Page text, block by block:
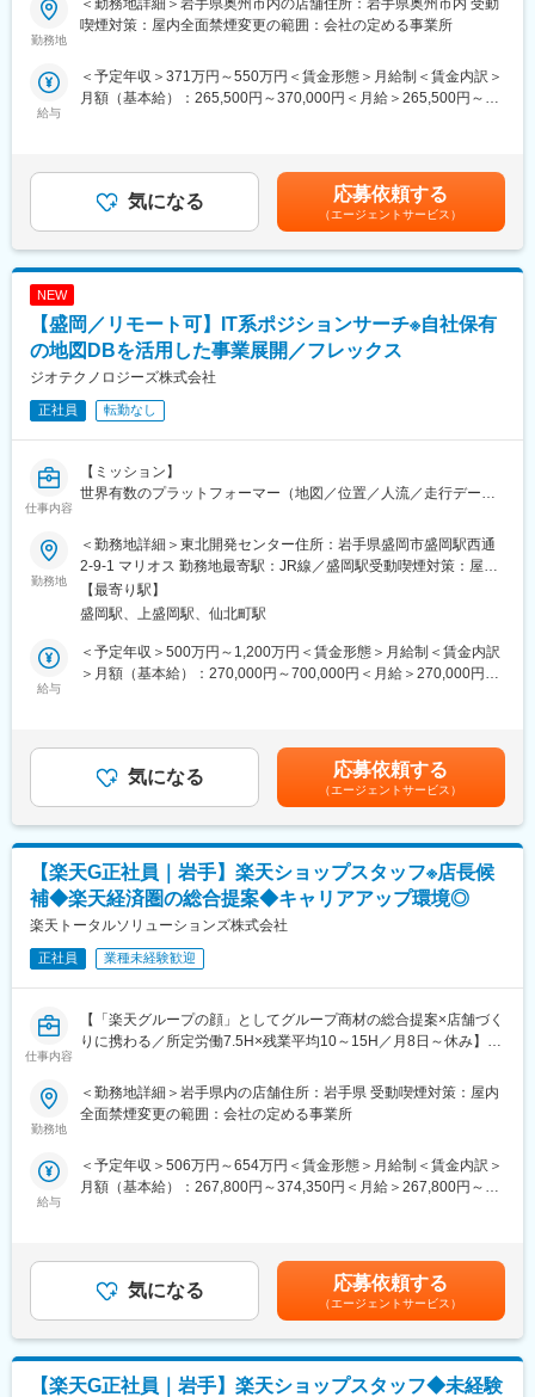
・新規契約・機種変更の受付および提案
・料金プラン、楽天ポイント活用、楽天カード、各種サービスの
・スマホの初期設定・データ移行サポート
・問い合わせ対応
・店舗会議・研修への参加
・キャンペーン企画など、集客に向けた取り組み
■キャリアパス：
へステップアップが可能です。RSV経験後はマネジメントや本部
への異動の道もあり、長期的にキャリア形成ができます。まずは
入社後1年で店長昇格を目指していただきます。
■組織構成：
1店舗あたり店長1名、スタッフ5～15名で運営。チームワークを
重視し相談しやすい環境◎
変更の範囲：会社の定める業務
料金プラン・楽天カード・楽天市場・楽天ポイントなど、楽天経
活をより豊かにするトータルサポートを行うポジションです。
・未経験の方も歓迎！充実した研修制度あり
【選考会の概要】
・形式： Web開催（事前に企業セミナー動画をご視聴いただきま
す）
【開催日時】
8/6 (木) 17:00～20:00
8/13 (木) 17:00～20:00
8/18 (火) 17:00～20:00
8/20 (木) 17:00～20:00
※ご応募時、参加可能日時をお知らせください。
・新規契約・機種変更の受付および提案
・料金プラン、楽天ポイント活用、楽天カード、各種サービスの
案内
・スマホの初期設定・データ移行サポート
◇店舗運営
・店舗での電話応対
・店舗会議・研修への参加
・キャンペーン企画など、集客に向けた取り組み
■キャリアパス：
への異動の道もあり、長期的にキャリア形成ができます。まずは
入社後1年で店長昇格を目指していただきます。
1店舗あたり店長1名、スタッフ5～15名で運営。チームワークを
重視し相談しやすい環境◎
変更の範囲：会社の定める業務
勤務地
＜勤務地詳細＞岩手県奥州市内の店舗住所：岩手県奥州市内 受動
喫煙対策：屋内全面禁煙変更の範囲：会社の定める事業所
給与
＜予定年収＞371万円～550万円＜賃金形態＞月給制＜賃金内訳＞
月額（基本給）：265,500円～370,000円＜月給＞265,500円～
ます。月給(月額)は固定手当を含めた表記です。
気になる 応募依頼する
（エージェントサービス）
NEW
【盛岡／リモート可】IT系ポジションサーチ※自社保有
の地図DBを活用した事業展開／フレックス
ジオテクノロジーズ株式会社
正社員 転勤なし
仕事内容
【ミッション】
世界有数のプラットフォーマー（地図／位置／人流／走行データ
転」「IoT]「ジオマーケティング」等、次世代社会の創出に向け
て、共鳴かつ事業を加速させられる仲間を積極的に募集をしてお
ります。ご志向やご経歴を考慮しポジションを決定致します。
自社で保有するビッグデータ（地図/位置/人流/走行データや画像
等）を活用し、次世代社会に向けて、新規事業・研究開発を強化
しており、既にいくつもの壮大なプロジェクトに着手している
・フロントエンドエンジニア
・サーバサイドエンジニア
・システムエンジニア
・プロダクトオーナー／プロダクトマネジャー
・インフラエンジニア
・システムアーキテクト
・社内SE、QAエンジニア
■業務の詳細
・コンシューマー向けスマートフォンアプリ開発（ポイ活アプリ
『トリマ』等）
・法人向けSaaSサービス開発（物流業界向け次世代地図アプリ
・法人向けのプロフェッショナルサービス開発（CASE/MaaS/先
進運転支援/自動運転/ジオマーケティング等）
像認証/自然言語処理等）
空間情報／運送・輸送・営業車向けの業務支援／観光案内／設備
管理／防災・災害／不動産や店舗案内／経費精算／行政支援／ゲ
変更の範囲：会社の定める業務
勤務地
＜勤務地詳細＞東北開発センター住所：岩手県盛岡市盛岡駅西通
2-9-1 マリオス 勤務地最寄駅：JR線／盛岡駅受動喫煙対策：屋内
喫煙可能場所あり変更の範囲：会社の定める事業所（リモートワ
ーク含む）
【最寄り駅】
盛岡駅、上盛岡駅、仙北町駅
給与
＜予定年収＞500万円～1,200万円＜賃金形態＞月給制＜賃金内訳
＞月額（基本給）：270,000円～700,000円＜月給＞270,000円～
金額であり、選考を通じて上下する可能性があります。月給(月額)
は固定手当を含めた表記です。
気になる 応募依頼する
（エージェントサービス）
【楽天G正社員｜岩手】楽天ショップスタッフ※店長候
補◆楽天経済圏の総合提案◆キャリアアップ環境◎
楽天トータルソリューションズ株式会社
正社員 業種未経験歓迎
仕事内容
【「楽天グループの顔」としてグループ商材の総合提案×店舗づく
りに携わる／所定労働7.5H×残業平均10～15H／月8日～休み】
料金プラン・楽天カード・楽天市場・楽天ポイントなど、楽天経
済圏のサービスを総合的にご提案します。
ンです。
・料金プラン、楽天ポイント活用、楽天カード、各種サービス案
・スマホ初期設定・データ移行サポート
・問い合わせ対応
◇店舗運営
勤務地
＜勤務地詳細＞岩手県内の店舗住所：岩手県 受動喫煙対策：屋内
全面禁煙変更の範囲：会社の定める事業所
給与
＜予定年収＞506万円～654万円＜賃金形態＞月給制＜賃金内訳＞
月額（基本給）：267,800円～374,350円＜月給＞267,800円～
気になる 応募依頼する
（エージェントサービス）
【楽天G正社員｜岩手】楽天ショップスタッフ◆未経験